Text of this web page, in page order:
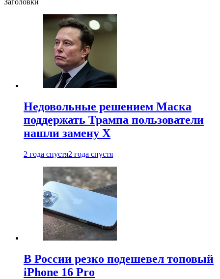
Заголовки
Недовольные решением Маска
поддержать Трампа пользователи
нашли замену X
2 года спустя2 года спустя
В России резко подешевел топовый
iPhone 16 Pro